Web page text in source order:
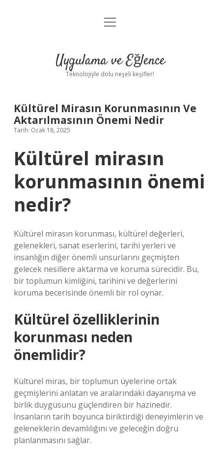
Anasayfa
Yasal Uyarı
menüyü
Uygulama ve Eğlence
Teknolojiyle dolu neşeli keşifler!
Kültürel Mirasın Korunmasının Ve
Aktarılmasının Önemi Nedir
Tarih: Ocak 18, 2025
Kültürel mirasın
korunmasının önemi
nedir?
Kültürel mirasın korunması, kültürel değerleri,
gelenekleri, sanat eserlerini, tarihi yerleri ve
insanlığın diğer önemli unsurlarını geçmişten
gelecek nesillere aktarma ve koruma sürecidir. Bu,
bir toplumun kimliğini, tarihini ve değerlerini
koruma becerisinde önemli bir rol oynar.
Kültürel özelliklerinin
korunması neden
önemlidir?
Kültürel miras, bir toplumun üyelerine ortak
geçmişlerini anlatan ve aralarındaki dayanışma ve
birlik duygusunu güçlendiren bir hazinedir.
İnsanların tarih boyunca biriktirdiği deneyimlerin ve
geleneklerin devamlılığını ve geleceğin doğru
planlanmasını sağlar.